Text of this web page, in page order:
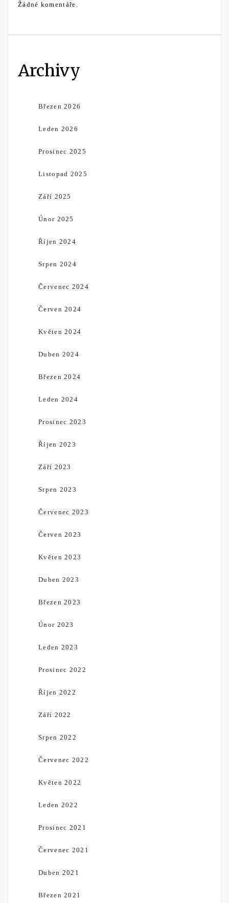
Žádné komentáře.
Archivy
Březen 2026
Leden 2026
Prosinec 2025
Listopad 2025
Září 2025
Únor 2025
Říjen 2024
Srpen 2024
Červenec 2024
Červen 2024
Květen 2024
Duben 2024
Březen 2024
Leden 2024
Prosinec 2023
Říjen 2023
Září 2023
Srpen 2023
Červenec 2023
Červen 2023
Květen 2023
Duben 2023
Březen 2023
Únor 2023
Leden 2023
Prosinec 2022
Říjen 2022
Září 2022
Srpen 2022
Červenec 2022
Květen 2022
Leden 2022
Prosinec 2021
Červenec 2021
Duben 2021
Březen 2021